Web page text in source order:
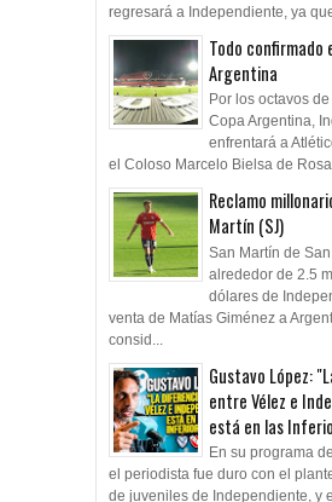
regresará a Independiente, ya que
Todo confirmado
Argentina
Por los octavos
Copa Argentina,
enfrentará a
el Coloso Marcelo Bielsa de
Reclamo
Martín (SJ)
San Martín de
alrededor de 2.5
dólares de
venta de Matías Giménez a
consid...
Gustavo López:
entre Vélez e
está en las
En su programa
el periodista fue duro con el
de juveniles de Independiente, y